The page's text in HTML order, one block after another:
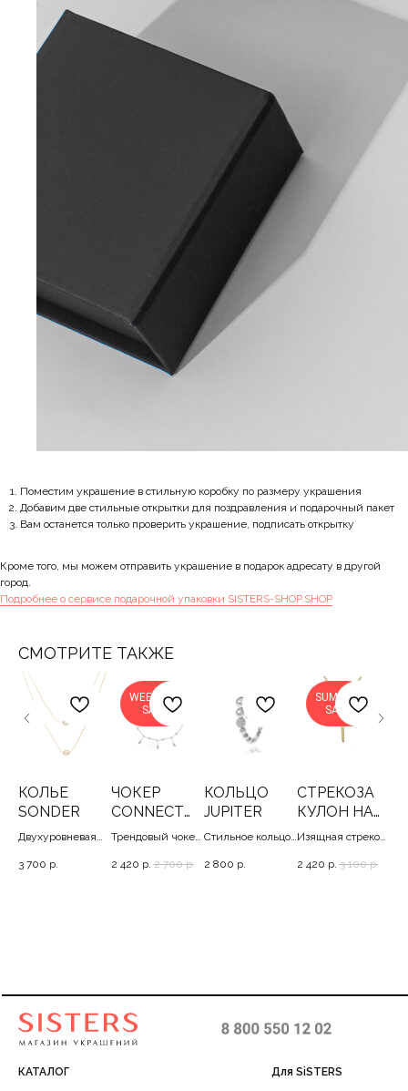
Поместим украшение в стильную коробку по размеру украшения
Добавим две стильные открытки для поздравления и подарочный пакет
Вам останется только проверить украшение, подписать открытку
Кроме того, мы можем отправить украшение в подарок адресату в другой
город.
Подробнее о сервисе подарочной упаковки SISTERS-SHOP.SHOP
СМОТРИТЕ ТАКЖЕ
КОЛЬЕ
SONDER
Двухуровневая
барочным
3 700 р.
WEEKEND
SALE
ЧОКЕР
CONNECT
SILVER
Трендовый чокер
40
2 420 р. 2 700 р.
КОЛЬЦО
JUPITER
Стильное кольцо
2 800 р.
SUMMER
SALE
СТРЕКОЗА
КУЛОН НА
ЦЕПОЧКЕ
Изящная стрекоза
47
2 420 р. 3 100 р.
КАТАЛОГ Для SiSTERS